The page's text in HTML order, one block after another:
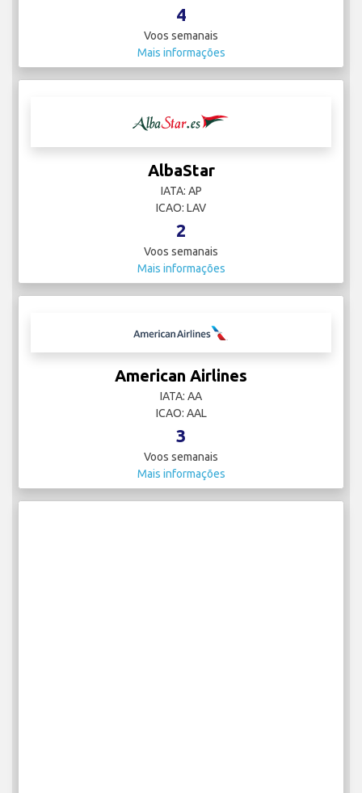
4
Voos semanais
Mais informações
AlbaStar
IATA: AP
ICAO: LAV
2
Voos semanais
Mais informações
American Airlines
IATA: AA
ICAO: AAL
3
Voos semanais
Mais informações